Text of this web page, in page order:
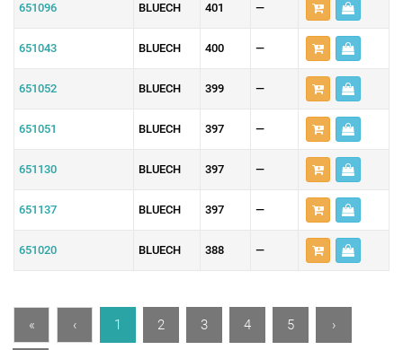
651096 BLUECH 401 —
651043 BLUECH 400 —
651052 BLUECH 399 —
651051 BLUECH 397 —
651130 BLUECH 397 —
651137 BLUECH 397 —
651020 BLUECH 388 —
« ‹ 1 2 3 4 5 ›